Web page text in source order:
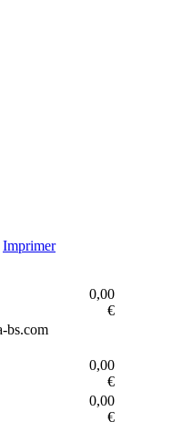
Imprimer
0,00
€
bs.com
0,00
€
0,00
€